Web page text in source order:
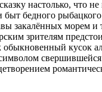
настолько, что
быт бедного
закалённых морем и
зрителям
обыкновенный кусок